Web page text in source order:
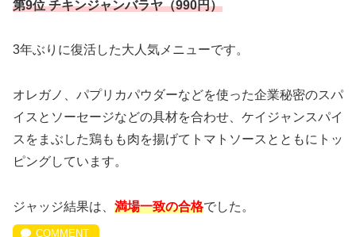
第9位 チキンジャンバラヤ（990円）
3年ぶりに復活した大人気メニューです。
オレガノ、パプリカパウダーなどを使った企業秘密のスパ
イスとソーセージなどの具材を合わせ、ケイジャンスパイ
スをまぶした鶏もも肉を揚げてトマトソースとともにトッ
ピングしています。
ジャッジ結果は、 満場一致の合格でした。